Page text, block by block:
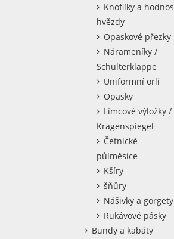
Knoflíky a
hvězdy
Opaskové přezky
Nárameníky /
Schulterklappe
Uniformní orli
Opasky
Límcové výložky /
Kragenspiegel
Četnické
půlměsíce
Kšíry
šňůry
Nášivky a gorgety
Rukávové pásky
Bundy a kabáty